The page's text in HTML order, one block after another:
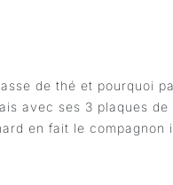
de thé et pourquoi
avec ses 3 plaques
en fait le